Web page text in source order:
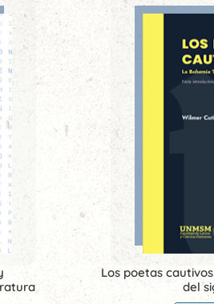
Los poetas
del